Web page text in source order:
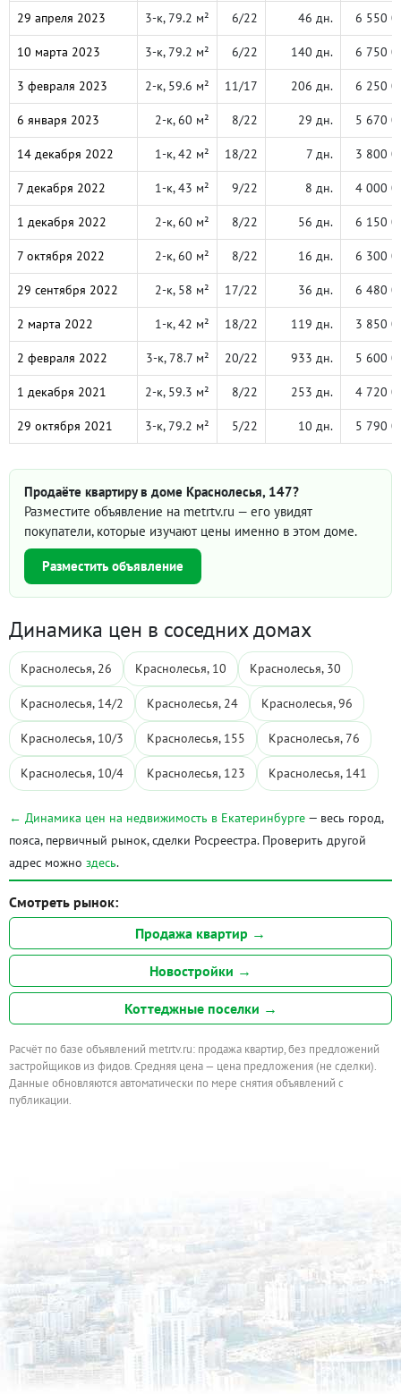
29 апреля 2023 3-к, 79.2 м² 6/22 46 дн. 6 550
10 марта 2023 3-к, 79.2 м² 6/22 140 дн. 6 750
3 февраля 2023 2-к, 59.6 м² 11/17 206 дн. 6 250
6 января 2023 2-к, 60 м² 8/22 29 дн. 5 670
14 декабря 2022 1-к, 42 м² 18/22 7 дн. 3 800
7 декабря 2022 1-к, 43 м² 9/22 8 дн. 4 000
1 декабря 2022 2-к, 60 м² 8/22 56 дн. 6 150
7 октября 2022 2-к, 60 м² 8/22 16 дн. 6 300
29 сентября 2022 2-к, 58 м² 17/22 36 дн. 6 480
2 марта 2022 1-к, 42 м² 18/22 119 дн. 3 850
2 февраля 2022 3-к, 78.7 м² 20/22 933 дн. 5 600
1 декабря 2021 2-к, 59.3 м² 8/22 253 дн. 4 720
29 октября 2021 3-к, 79.2 м² 5/22 10 дн. 5 790
Продаёте квартиру в доме Краснолесья, 147?
Разместите объявление на metrtv.ru — его увидят
покупатели, которые изучают цены именно в этом доме.
Разместить объявление
Динамика цен в соседних домах
Краснолесья, 26 Краснолесья, 10 Краснолесья, 30
Краснолесья, 14/2 Краснолесья, 24 Краснолесья, 96
Краснолесья, 10/3 Краснолесья, 155 Краснолесья, 76
Краснолесья, 10/4 Краснолесья, 123 Краснолесья, 141
← Динамика цен на недвижимость в Екатеринбурге — весь город,
пояса, первичный рынок, сделки Росреестра. Проверить другой
адрес можно здесь.
Смотреть рынок:
Продажа квартир →
Новостройки →
Коттеджные поселки →
Расчёт по базе объявлений metrtv.ru: продажа квартир, без предложений
застройщиков из фидов. Средняя цена — цена предложения (не сделки).
Данные обновляются автоматически по мере снятия объявлений с
публикации.